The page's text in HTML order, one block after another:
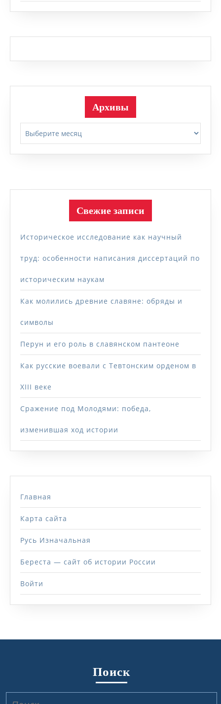
Архивы
Свежие записи
Историческое исследование как научный
труд: особенности написания диссертаций по
историческим наукам
Как молились древние славяне: обряды и
символы
Перун и его роль в славянском пантеоне
Как русские воевали с Тевтонским орденом в
XIII веке
Сражение под Молодями: победа,
изменившая ход истории
Главная
Карта сайта
Русь Изначальная
Береста — сайт об истории России
Войти
Поиск